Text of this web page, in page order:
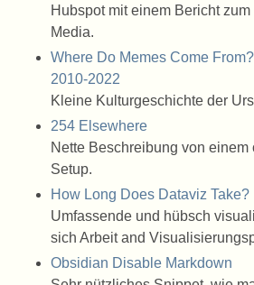
Hubspot mit einem Bericht zum
Media.
Where Do Memes Come
2010-2022
Kleine Kulturgeschichte der
254 Elsewhere
Nette Beschreibung von einem
Setup.
How Long Does Dataviz Take?
Umfassende und hübsch
sich Arbeit and
Obsidian Disable Markdown